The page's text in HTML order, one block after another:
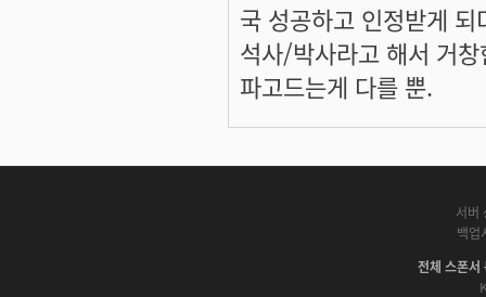
국 성공하고 인정받게 되
석사/박사라고 해서 거
파고드는게 다를 뿐.
서버
백업
전체 스폰서